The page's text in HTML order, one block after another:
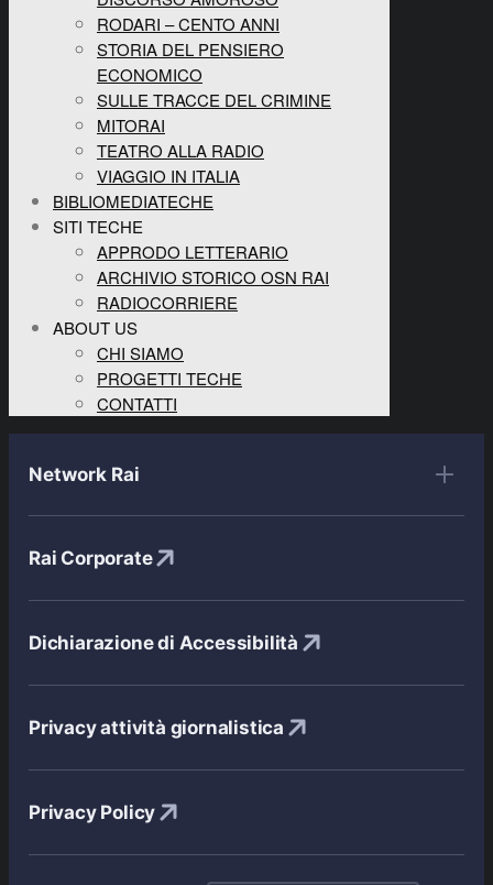
RODARI – CENTO ANNI
STORIA DEL PENSIERO
ECONOMICO
SULLE TRACCE DEL CRIMINE
MITORAI
TEATRO ALLA RADIO
VIAGGIO IN ITALIA
BIBLIOMEDIATECHE
SITI TECHE
APPRODO LETTERARIO
ARCHIVIO STORICO OSN RAI
RADIOCORRIERE
ABOUT US
CHI SIAMO
PROGETTI TECHE
CONTATTI